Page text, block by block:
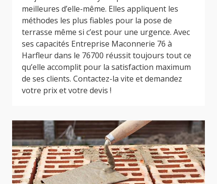
meilleures d’elle-même. Elles appliquent les
méthodes les plus fiables pour la pose de
terrasse même si c’est pour une urgence. Avec
ses capacités Entreprise Maconnerie 76 à
Harfleur dans le 76700 réussit toujours tout ce
qu’elle accomplit pour la satisfaction maximum
de ses clients. Contactez-la vite et demandez
votre prix et votre devis !